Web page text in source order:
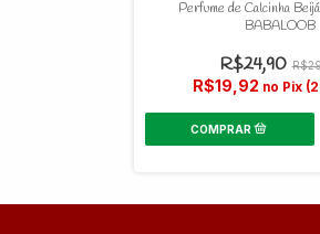
Perfume de Calcinha
BABALOOB
R$24,90
R$19,92 no Pix